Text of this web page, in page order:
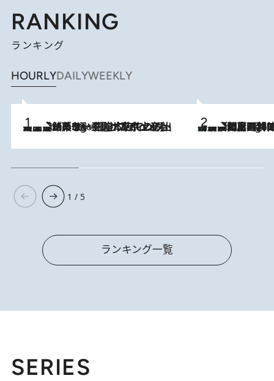
RANKING
ランキング
HOURLYDAILYWEEKLY
7 Hours Ago
【間違いのない王道・東京土産】資生堂パーラー 銀座本店でのみ出会える銘菓5選《極上プディング・濃厚チーズケーキ・ボンボンショコラほか》 7 Hours Ago
「最後に見られてよかった」上野動物園の東園パンダ舎が解体前に特別公開。8月16日まで延長されたパネル展と共に辿る“半世紀”のパンダ飼育《解体工事の図面あり》
1 / 5
ランキング一覧
SERIES